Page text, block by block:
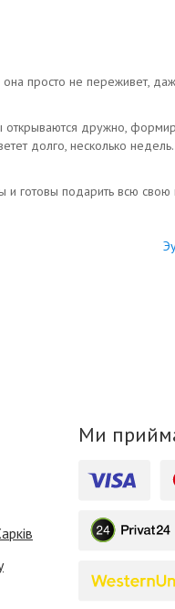
просто не переживет,
дружно,
долго, несколько
готовы подарить всю свою
Ми